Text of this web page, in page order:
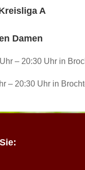
A
Damen
– 20:30 Uhr in
– 20:30 Uhr in